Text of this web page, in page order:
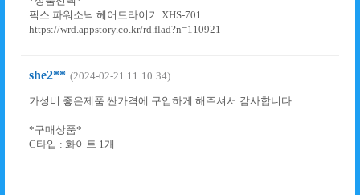
픽스 파워소닉 헤어드라이기 XHS-701 :
https://wrd.appstory.co.kr/rd.flad?n=110921
she2** (2024-02-21 11:10:34)
가성비 좋은제품 싼가격에 구입하게 해주셔서 감사합니다
*구매상품*
C타입 : 화이트 1개